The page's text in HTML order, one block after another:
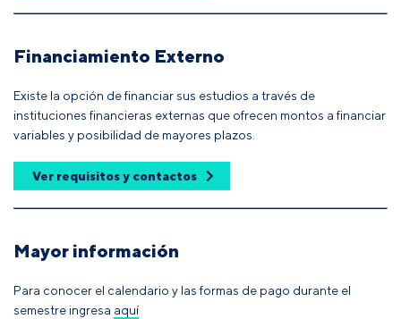
Financiamiento Externo
Existe la opción de financiar sus estudios a través de
instituciones financieras externas que ofrecen montos a financiar
variables y posibilidad de mayores plazos.
Ver requisitos y contactos
Mayor información
Para conocer el calendario y las formas de pago durante el
semestre ingresa aquí